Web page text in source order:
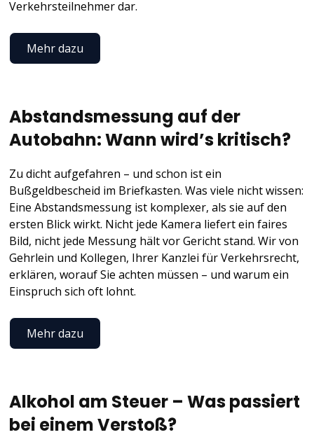
Verkehrsteilnehmer dar.
Mehr dazu
Abstandsmessung auf der
Autobahn: Wann wird’s kritisch?
Zu dicht aufgefahren – und schon ist ein
Bußgeldbescheid im Briefkasten. Was viele nicht wissen:
Eine Abstandsmessung ist komplexer, als sie auf den
ersten Blick wirkt. Nicht jede Kamera liefert ein faires
Bild, nicht jede Messung hält vor Gericht stand. Wir von
Gehrlein und Kollegen, Ihrer Kanzlei für Verkehrsrecht,
erklären, worauf Sie achten müssen – und warum ein
Einspruch sich oft lohnt.
Mehr dazu
Alkohol am Steuer – Was passiert
bei einem Verstoß?